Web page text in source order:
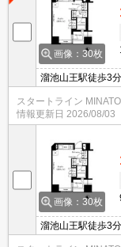
画像：30枚
溜池山王駅徒歩3
トロック 宅配
スタートライン
情報更新日 2026/08/03
画像：30枚
溜池山王駅徒歩3
トロック 宅配